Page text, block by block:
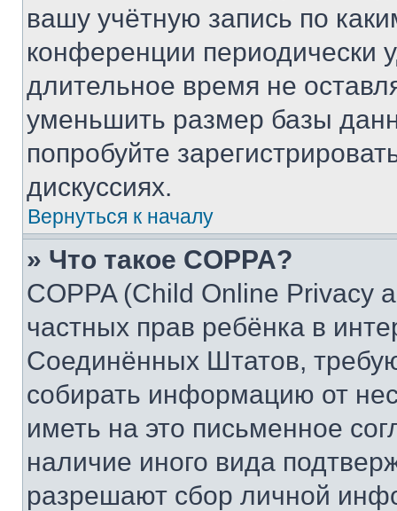
вашу учётную запись по
конференции периодически
длительное время не
уменьшить размер базы
попробуйте
дискуссиях.
Вернуться к началу
» Что такое COPPA?
COPPA (Child Online Privacy
частных прав ребёнка в
Соединённых Штатов,
собирать информацию от
иметь на это письменное
наличие иного вида
разрешают сбор личной